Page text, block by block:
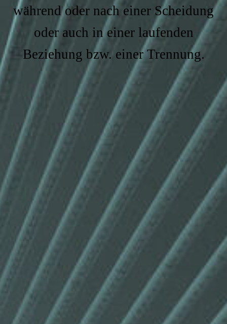
während oder nach einer Scheidung
oder auch in einer laufenden
Beziehung bzw. einer Trennung.